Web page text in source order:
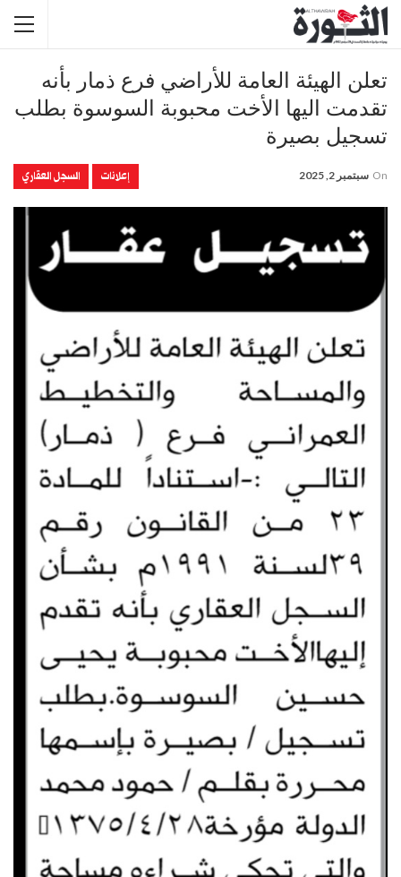
تعلن الهيئة العامة للأراضي فرع ذمار بأنه
تقدمت اليها الأخت محبوبة السوسوة بطلب
تسجيل بصيرة
إعلانات السجل العقاري On سبتمبر 2, 2025